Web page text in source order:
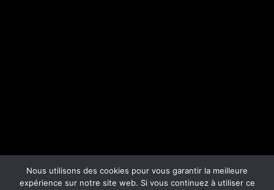
Nous utilisons des cookies pour vous garantir la meilleure
expérience sur notre site web. Si vous continuez à utiliser ce